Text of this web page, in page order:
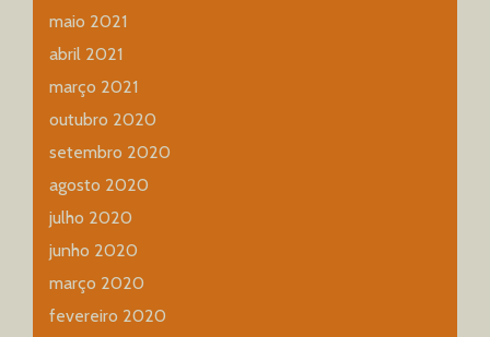
maio 2021
abril 2021
março 2021
outubro 2020
setembro 2020
agosto 2020
julho 2020
junho 2020
março 2020
fevereiro 2020